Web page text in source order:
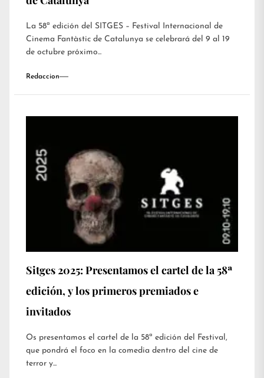
La 58ª edición del SITGES – Festival Internacional de
Cinema Fantàstic de Catalunya se celebrará del 9 al 19
de octubre próximo...
Redaccion
Sitges 2025: Presentamos el cartel de la 58ª
edición, y los primeros premiados e
invitados
Os presentamos el cartel de la 58ª edición del Festival,
que pondrá el foco en la comedia dentro del cine de
terror y...